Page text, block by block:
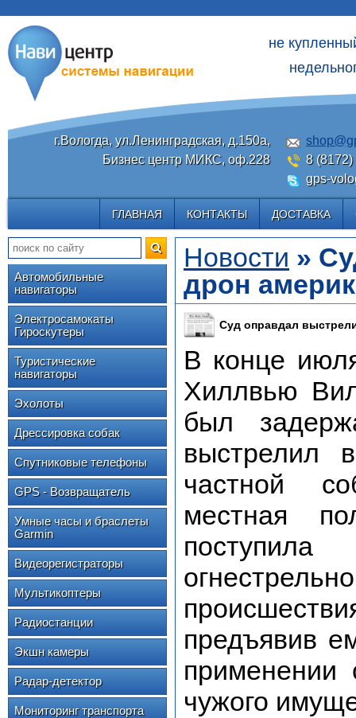
не
г.Вологда, ул.Ленинградская, д.150а,
Бизнес центр МИКС, оф.228
8 (8172)
gps-
ГЛАВНАЯ КОНТАКТЫ ДОСТАВКА
Автомобильные
навигаторы
Электросамокаты
Гироскутеры
Туристические
навигаторы
Эхолоты
Дрессировка собак
Спутниковые телефоны
GPS - Возвращатель
Умные часы и браслеты
Garmin
Видеорегистраторы
Мультикоптеры
Радиостанции
Экшн камеры
Радар-детектор
Мониторинг транспорта
Новости »
дрон
Суд оправдал
В конце
Хиллвью
был
выстрелил
частной
местная
предъявив
применении
чужого